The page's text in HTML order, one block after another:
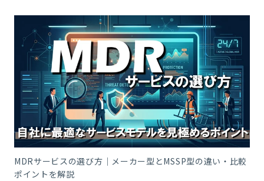
MDRサービスの選び方｜メーカー型とMSSP型の違い・比較
ポイントを解説